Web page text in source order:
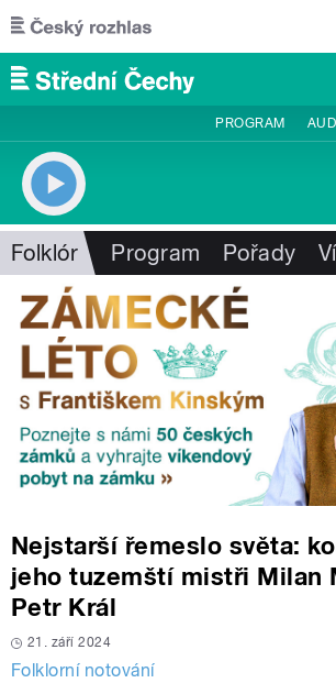
Přejít k hlavnímu obsahu
PROGRAM
Folklór Program Pořady
Nejstarší řemeslo světa:
jeho tuzemští mistři Milan
Petr Král
21. září 2024
Folklorní notování